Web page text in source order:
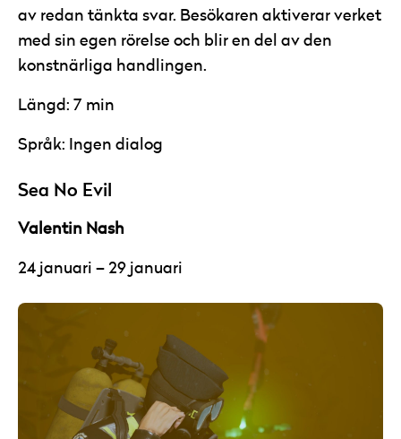
av redan tänkta svar. Besökaren aktiverar verket
med sin egen rörelse och blir en del av den
konstnärliga handlingen.
Längd: 7 min
Språk: Ingen dialog
Sea No Evil
Valentin Nash
24 januari – 29 januari